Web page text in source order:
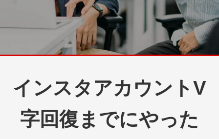
インスタアカウントV
字回復までにやった